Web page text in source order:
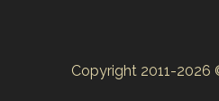
Copyright 2011-2026